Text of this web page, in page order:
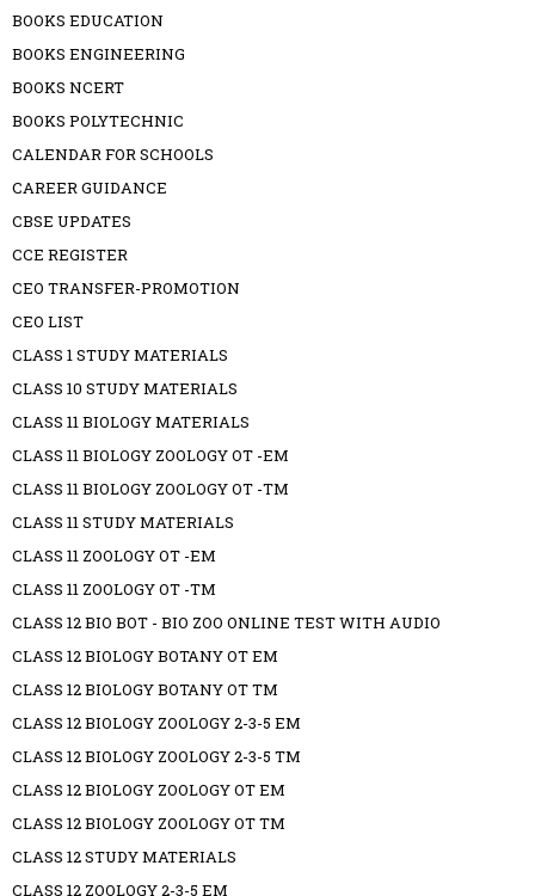
BOOKS EDUCATION
BOOKS ENGINEERING
BOOKS NCERT
BOOKS POLYTECHNIC
CALENDAR FOR SCHOOLS
CAREER GUIDANCE
CBSE UPDATES
CCE REGISTER
CEO TRANSFER-PROMOTION
CEO LIST
CLASS 1 STUDY MATERIALS
CLASS 10 STUDY MATERIALS
CLASS 11 BIOLOGY MATERIALS
CLASS 11 BIOLOGY ZOOLOGY OT -EM
CLASS 11 BIOLOGY ZOOLOGY OT -TM
CLASS 11 STUDY MATERIALS
CLASS 11 ZOOLOGY OT -EM
CLASS 11 ZOOLOGY OT -TM
CLASS 12 BIO BOT - BIO ZOO ONLINE TEST WITH AUDIO
CLASS 12 BIOLOGY BOTANY OT EM
CLASS 12 BIOLOGY BOTANY OT TM
CLASS 12 BIOLOGY ZOOLOGY 2-3-5 EM
CLASS 12 BIOLOGY ZOOLOGY 2-3-5 TM
CLASS 12 BIOLOGY ZOOLOGY OT EM
CLASS 12 BIOLOGY ZOOLOGY OT TM
CLASS 12 STUDY MATERIALS
CLASS 12 ZOOLOGY 2-3-5 EM